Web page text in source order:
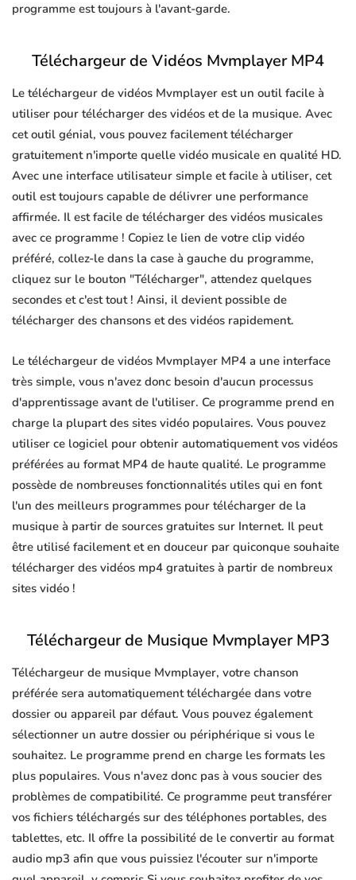
programme est toujours à l'avant-garde.
Téléchargeur de Vidéos Mvmplayer MP4
Le téléchargeur de vidéos Mvmplayer est un outil facile à
utiliser pour télécharger des vidéos et de la musique. Avec
cet outil génial, vous pouvez facilement télécharger
gratuitement n'importe quelle vidéo musicale en qualité HD.
Avec une interface utilisateur simple et facile à utiliser, cet
outil est toujours capable de délivrer une performance
affirmée. Il est facile de télécharger des vidéos musicales
avec ce programme ! Copiez le lien de votre clip vidéo
préféré, collez-le dans la case à gauche du programme,
cliquez sur le bouton "Télécharger", attendez quelques
secondes et c'est tout ! Ainsi, il devient possible de
télécharger des chansons et des vidéos rapidement.
Le téléchargeur de vidéos Mvmplayer MP4 a une interface
très simple, vous n'avez donc besoin d'aucun processus
d'apprentissage avant de l'utiliser. Ce programme prend en
charge la plupart des sites vidéo populaires. Vous pouvez
utiliser ce logiciel pour obtenir automatiquement vos vidéos
préférées au format MP4 de haute qualité. Le programme
possède de nombreuses fonctionnalités utiles qui en font
l'un des meilleurs programmes pour télécharger de la
musique à partir de sources gratuites sur Internet. Il peut
être utilisé facilement et en douceur par quiconque souhaite
télécharger des vidéos mp4 gratuites à partir de nombreux
sites vidéo !
Téléchargeur de Musique Mvmplayer MP3
Téléchargeur de musique Mvmplayer, votre chanson
préférée sera automatiquement téléchargée dans votre
dossier ou appareil par défaut. Vous pouvez également
sélectionner un autre dossier ou périphérique si vous le
souhaitez. Le programme prend en charge les formats les
plus populaires. Vous n'avez donc pas à vous soucier des
problèmes de compatibilité. Ce programme peut transférer
vos fichiers téléchargés sur des téléphones portables, des
tablettes, etc. Il offre la possibilité de le convertir au format
audio mp3 afin que vous puissiez l'écouter sur n'importe